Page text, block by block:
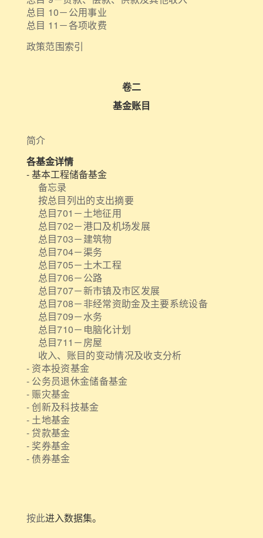
总目 10－公用事业
总目 11－各项收费
政策范围索引
卷二
基金账目
简介
各基金详情
- 基本工程储备基金
备忘录
按总目列出的支出摘要
总目701－土地征用
总目702－港口及机场发展
总目703－建筑物
总目704－渠务
总目705－土木工程
总目706－公路
总目707－新市镇及市区发展
总目708－非经常资助金及主要系统设备
总目709－水务
总目710－电脑化计划
总目711－房屋
收入、账目的变动情况及收支分析
- 资本投资基金
- 公务员退休金储备基金
- 赈灾基金
- 创新及科技基金
- 土地基金
- 贷款基金
- 奖券基金
- 债券基金
按此进入数据集。